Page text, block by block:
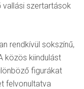
vallási szertartások
rendkívül sokszínű,
közös kiindulást
figurákat
felvonultatva